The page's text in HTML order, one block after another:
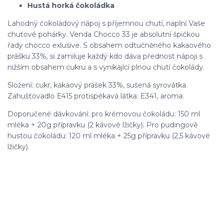
Hustá horká čokoládka
Lahodný čokoládový nápoj s příjemnou chutí, naplní Vaše
chuťové pohárky. Venda Chocco 33 je absolutní špičkou
řady chocco exlusive. S obsahem odtučněného kakaového
prášku 33%, si zamiluje každý kdo dáva přednost nápoji s
nižším obsahem cukru a s vynikající plnou chutí čokolády.
Složení: cukr, kakaový prášek 33%, sušená syrovátka.
Zahušťovadlo E415 protispékavá látka: E341, aroma.
Doporučené dávkování: pro krémovou čokoládu: 150 ml
mléka + 20g přípravku (2 kávové lžičky). Pro pudingově
hustou čokoládu: 120 ml mléka + 25g přípravku (2,5 kávové
lžičky).